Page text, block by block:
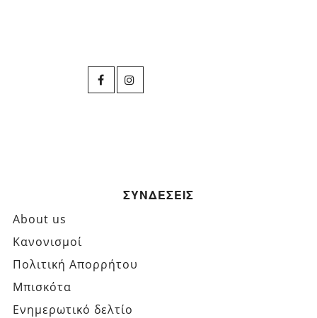
ΣΥΝΔΕΣΕΙΣ
About us
Κανονισμοί
Πολιτική Απορρήτου
Μπισκότα
Ενημερωτικό δελτίο